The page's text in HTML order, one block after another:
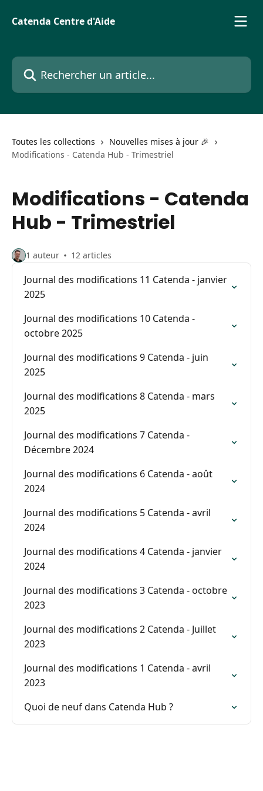
Catenda Centre d'Aide
Rechercher un article...
Toutes les collections
Nouvelles mises à jour 🎉
Modifications - Catenda Hub - Trimestriel
Modifications - Catenda
Hub - Trimestriel
1 auteur 12 articles
Journal des modifications 11 Catenda - janvier
2025
Journal des modifications 10 Catenda -
octobre 2025
Journal des modifications 9 Catenda - juin
2025
Journal des modifications 8 Catenda - mars
2025
Journal des modifications 7 Catenda -
Décembre 2024
Journal des modifications 6 Catenda - août
2024
Journal des modifications 5 Catenda - avril
2024
Journal des modifications 4 Catenda - janvier
2024
Journal des modifications 3 Catenda - octobre
2023
Journal des modifications 2 Catenda - Juillet
2023
Journal des modifications 1 Catenda - avril
2023
Quoi de neuf dans Catenda Hub ?